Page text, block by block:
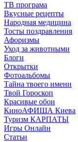
ТВ програма
Вкусные рецепты
Народная медицина
Тосты поздравления
Афоризмы
Уход за животными
Блоги
Открытки
Фотоальбомы
Тайна твоего имени
Твой Гороскоп
Красивые обои
КиноАФИША Киева
Туризм КАРПАТЫ
Игры Онлайн
Статьи